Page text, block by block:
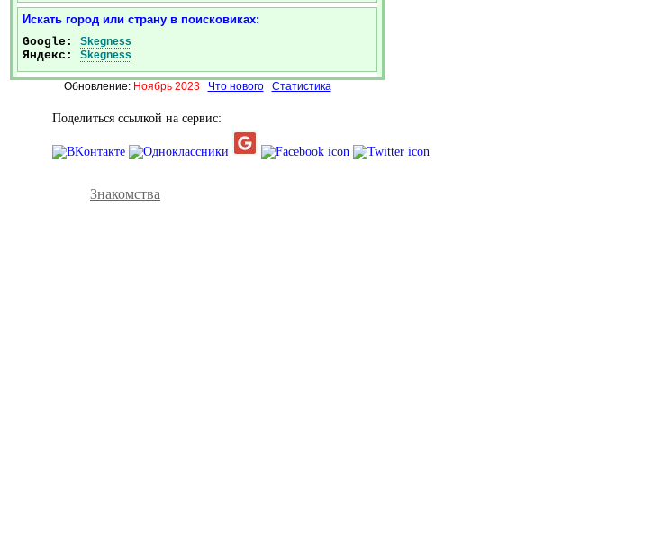
Искать город или страну в поисковиках:
Google: Skegness
Яндекс: Skegness
Обновление: Ноябрь 2023 Что нового Статистика
Поделиться ссылкой на сервис:
Знакомства